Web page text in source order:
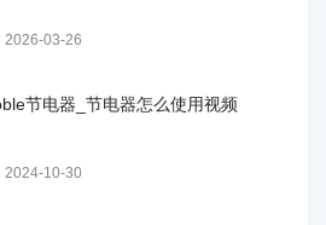
2026-03-26
节电器_节电器怎么使用视频
2024-10-30